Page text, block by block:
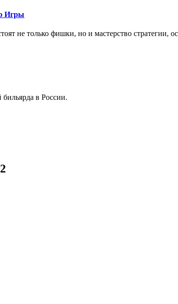
Игры
не только фишки, но и мастерство стратегии,
в России.